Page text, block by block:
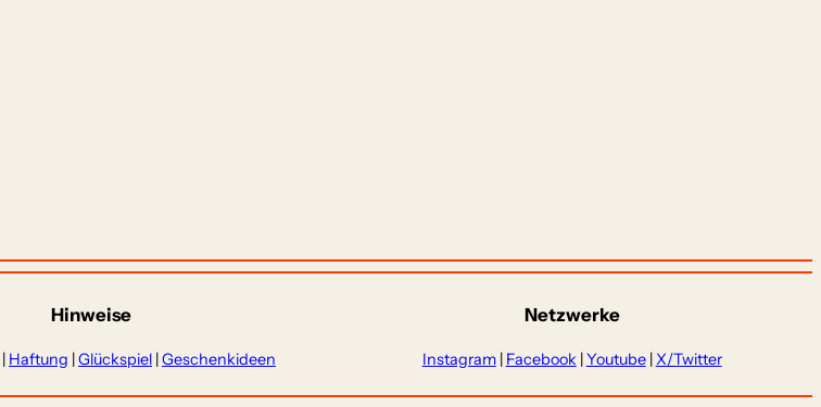
Hinweise
| Haftung |Glückspiel |Geschenkideen
Netzwerke
Instagram| Facebook |Youtube| X/Twitter